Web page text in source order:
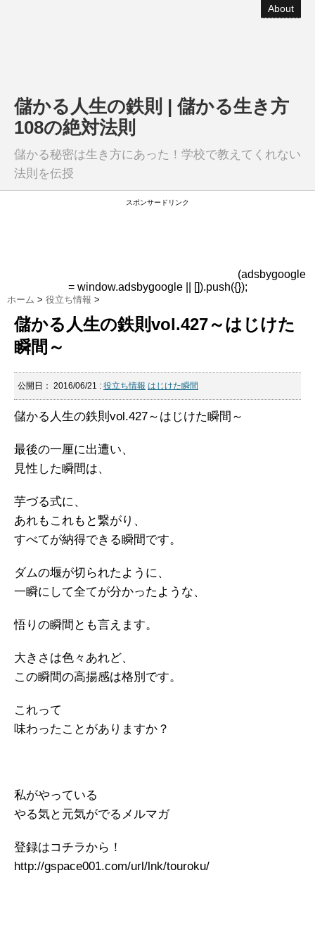
About
儲かる人生の鉄則 | 儲かる生き方
108の絶対法則
儲かる秘密は生き方にあった！学校で教えてくれない
法則を伝授
スポンサードリンク
(adsbygoogle
= window.adsbygoogle || []).push({});
ホーム > 役立ち情報 >
儲かる人生の鉄則vol.427～はじけた
瞬間～
公開日： 2016/06/21 : 役立ち情報 はじけた瞬間
儲かる人生の鉄則vol.427～はじけた瞬間～
最後の一厘に出遭い、
見性した瞬間は、
芋づる式に、
あれもこれもと繋がり、
すべてが納得できる瞬間です。
ダムの堰が切られたように、
一瞬にして全てが分かったような、
悟りの瞬間とも言えます。
大きさは色々あれど、
この瞬間の高揚感は格別です。
これって
味わったことがありますか？
私がやっている
やる気と元気がでるメルマガ
登録はコチラから！
http://gspace001.com/url/lnk/touroku/